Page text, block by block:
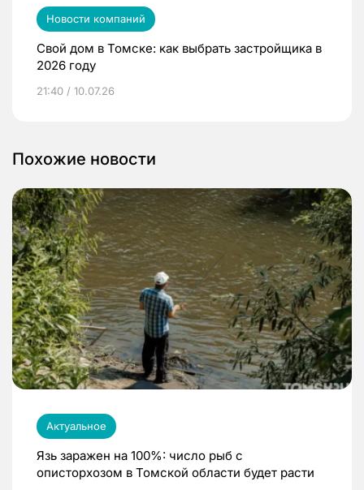
Новости компаний
Свой дом в Томске: как выбрать застройщика в
2026 году
21:40 / 10.07.26
Похожие новости
Актуальное
Язь заражен на 100%: число рыб с
описторхозом в Томской области будет расти